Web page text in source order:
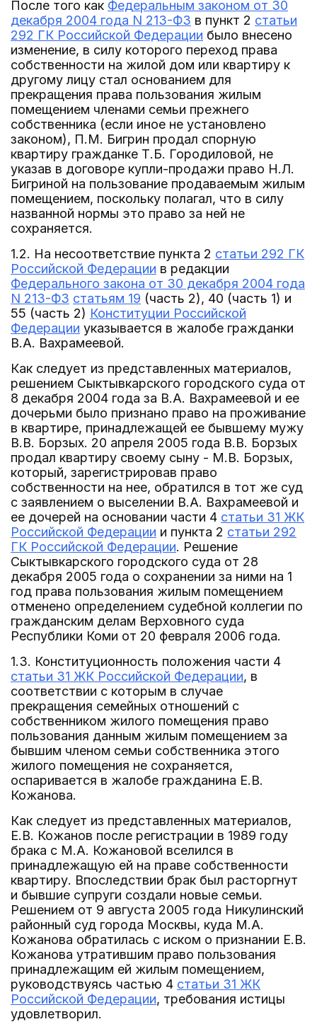
После того как Федеральным законом от 30
декабря 2004 года N 213-ФЗ в пункт 2 статьи
292 ГК Российской Федерации было внесено
изменение, в силу которого переход права
собственности на жилой дом или квартиру к
другому лицу стал основанием для
прекращения права пользования жилым
помещением членами семьи прежнего
собственника (если иное не установлено
законом), П.М. Бигрин продал спорную
квартиру гражданке Т.Б. Городиловой, не
указав в договоре купли-продажи право Н.Л.
Бигриной на пользование продаваемым жилым
помещением, поскольку полагал, что в силу
названной нормы это право за ней не
сохраняется.
1.2. На несоответствие пункта 2 статьи 292 ГК
Российской Федерации в редакции
Федерального закона от 30 декабря 2004 года
N 213-ФЗ статьям 19 (часть 2), 40 (часть 1) и
55 (часть 2) Конституции Российской
Федерации указывается в жалобе гражданки
В.А. Вахрамеевой.
Как следует из представленных материалов,
решением Сыктывкарского городского суда от
8 декабря 2004 года за В.А. Вахрамеевой и ее
дочерьми было признано право на проживание
в квартире, принадлежащей ее бывшему мужу
В.В. Борзых. 20 апреля 2005 года В.В. Борзых
продал квартиру своему сыну - М.В. Борзых,
который, зарегистрировав право
собственности на нее, обратился в тот же суд
с заявлением о выселении В.А. Вахрамеевой и
ее дочерей на основании части 4 статьи 31 ЖК
Российской Федерации и пункта 2 статьи 292
ГК Российской Федерации. Решение
Сыктывкарского городского суда от 28
декабря 2005 года о сохранении за ними на 1
год права пользования жилым помещением
отменено определением судебной коллегии по
гражданским делам Верховного суда
Республики Коми от 20 февраля 2006 года.
1.3. Конституционность положения части 4
статьи 31 ЖК Российской Федерации, в
соответствии с которым в случае
прекращения семейных отношений с
собственником жилого помещения право
пользования данным жилым помещением за
бывшим членом семьи собственника этого
жилого помещения не сохраняется,
оспаривается в жалобе гражданина Е.В.
Кожанова.
Как следует из представленных материалов,
Е.В. Кожанов после регистрации в 1989 году
брака с М.А. Кожановой вселился в
принадлежащую ей на праве собственности
квартиру. Впоследствии брак был расторгнут
и бывшие супруги создали новые семьи.
Решением от 9 августа 2005 года Никулинский
районный суд города Москвы, куда М.А.
Кожанова обратилась с иском о признании Е.В.
Кожанова утратившим право пользования
принадлежащим ей жилым помещением,
руководствуясь частью 4 статьи 31 ЖК
Российской Федерации, требования истицы
удовлетворил.